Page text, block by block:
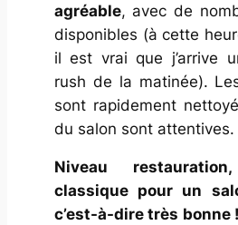
agréable, avec de
disponibles (à cette
il est vrai que j’arrive
rush de la matinée).
sont rapidement
du salon sont attentives.
Niveau
classique pour un
c’est-à-dire très bonne !